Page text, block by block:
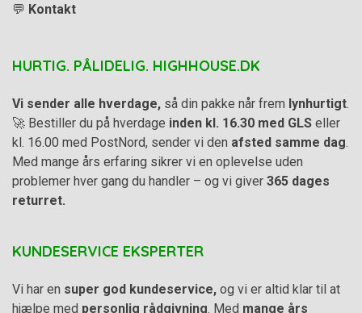
💬 Kontakt
HURTIG. PÅLIDELIG. HIGHHOUSE.DK
Vi sender alle hverdage, så din pakke når frem lynhurtigt
🚀 Bestiller du på hverdage inden kl. 16.30 med GLS eller
kl. 16.00 med PostNord, sender vi den afsted samme dag
Med mange års erfaring sikrer vi en oplevelse uden
problemer hver gang du handler – og vi giver 365 dages
returret.
KUNDESERVICE EKSPERTER
Vi har en super god kundeservice, og vi er altid klar til at
hjælpe med personlig rådgivning . Med mange års